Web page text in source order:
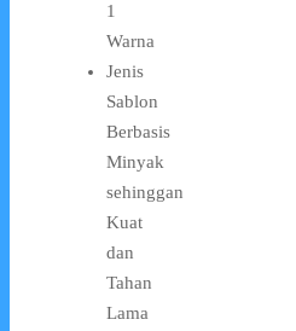
1
Warna
Jenis
Sablon
Berbasis
Minyak
sehinggan
Kuat
dan
Tahan
Lama